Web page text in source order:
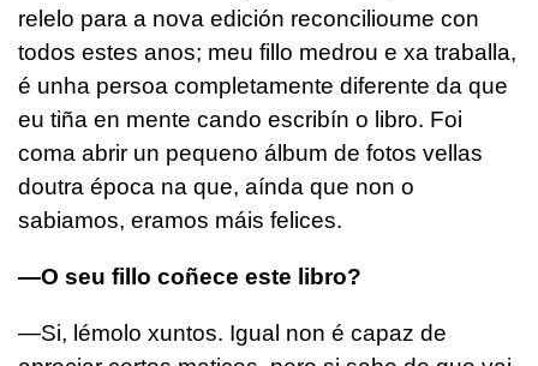
relelo para a nova edición reconcilioume con
todos estes anos; meu fillo medrou e xa traballa,
é unha persoa completamente diferente da que
eu tiña en mente cando escribín o libro. Foi
coma abrir un pequeno álbum de fotos vellas
doutra época na que, aínda que non o
sabiamos, eramos máis felices.
—O seu fillo coñece este libro?
—Si, lémolo xuntos. Igual non é capaz de